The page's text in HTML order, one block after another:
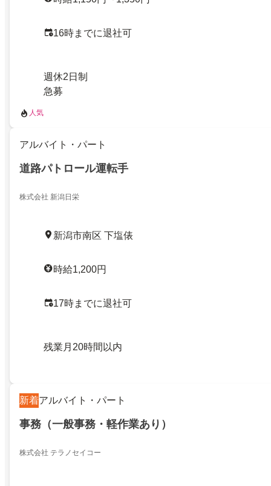
16時までに退社可
週休2日制
急募
人気
アルバイト・パート
道路パトロール運転手
株式会社 新潟日栄
新潟市南区 下塩俵
時給1,200円
17時までに退社可
残業月20時間以内
新着アルバイト・パート
事務（一般事務・軽作業あり）
株式会社 テラノセイコー